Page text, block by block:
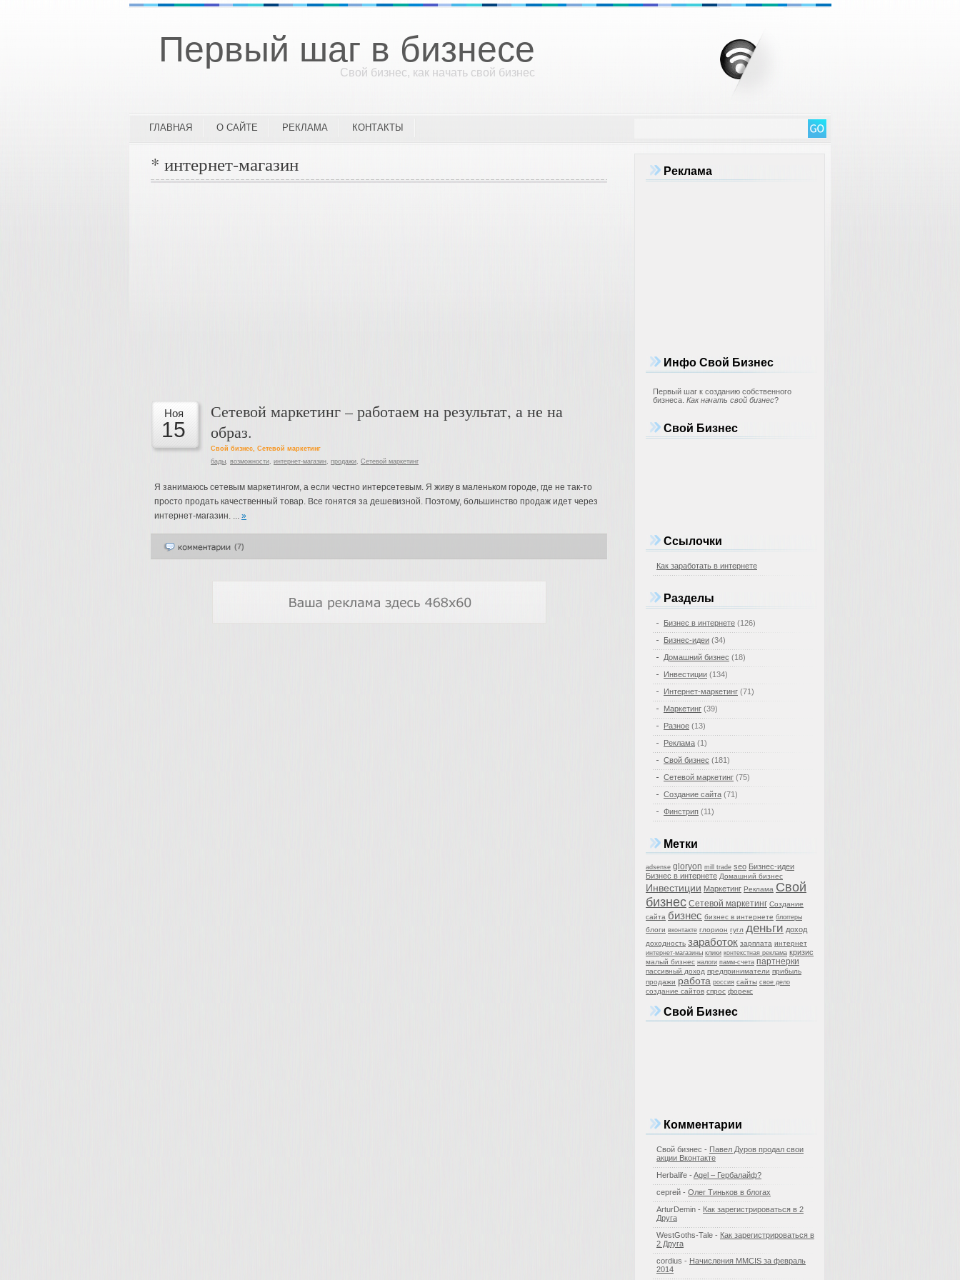
Первый шаг в бизнесе
Свой бизнес, как начать свой бизнес
ГЛАВНАЯ О САЙТЕ РЕКЛАМА КОНТАКТЫ
* интернет-магазин
Ноя
15
Сетевой маркетинг – работаем на результат, а не на
образ.
Свой бизнес, Сетевой маркетинг
бады, возможности, интернет-магазин, продажи, Сетевой маркетинг
Я занимаюсь сетевым маркетингом, а если честно интерсетевым. Я живу в маленьком городе, где не так-то
просто продать качественный товар. Все гонятся за дешевизной. Поэтому, большинство продаж идет через
интернет-магазин. ... »
(7)
Реклама
Инфо Свой Бизнес
Первый шаг к созданию собственного
бизнеса. Как начать свой бизнес?
Свой Бизнес
Ссылочки
Как заработать в интернете
Разделы
Бизнес в интернете (126)
Бизнес-идеи (34)
Домашний бизнес (18)
Инвестиции (134)
Интернет-маркетинг (71)
Маркетинг (39)
Разное (13)
Реклама (1)
Свой бизнес (181)
Сетевой маркетинг (75)
Создание сайта (71)
Финстрип (11)
Метки
adsense gloryon mill trade seo Бизнес-идеи
Бизнес в интернете Домашний бизнес
Инвестиции Маркетинг Реклама Свой
бизнес Сетевой маркетинг Создание
сайта бизнес бизнес в интернете блоггеры
блоги вконтакте глорион гугл деньги доход
доходность заработок зарплата интернет
интернет-магазины клики контекстная реклама кризис
малый бизнес налоги памм-счета партнерки
пассивный доход предприниматели прибыль
продажи работа россия сайты свое дело
создание сайтов спрос форекс
Свой Бизнес
Комментарии
Свой бизнес - Павел Дуров продал свои
акции Вконтакте
Herbalife - Agel – Гербалайф?
сергей - Олег Тиньков в блогах
ArturDemin - Как зарегистрироваться в 2
Друга
WestGoths-Tale - Как зарегистрироваться в
2 Друга
cordius - Начисления MMCIS за февраль
2014